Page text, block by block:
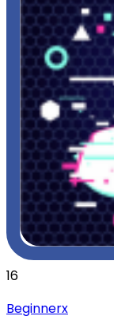
16
Beginnerx